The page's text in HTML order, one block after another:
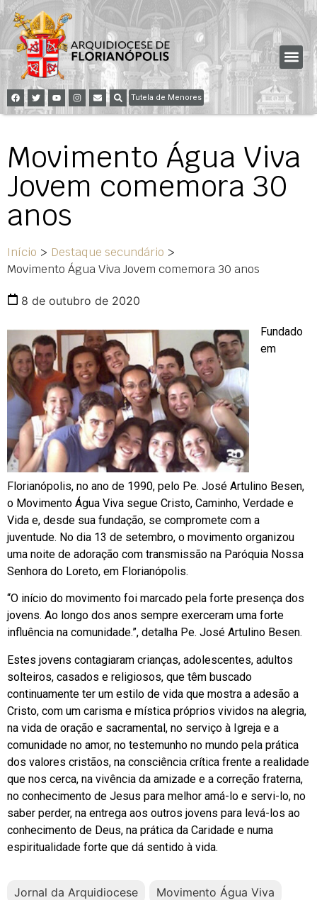
Tutela de Menores
Movimento Água Viva
Jovem comemora 30
anos
Início > Destaque secundário >
Movimento Água Viva Jovem comemora 30 anos
8 de outubro de 2020
Fundado
em
Florianópolis, no ano de 1990, pelo Pe. José Artulino Besen,
o Movimento Água Viva segue Cristo, Caminho, Verdade e
Vida e, desde sua fundação, se compromete com a
juventude. No dia 13 de setembro, o movimento organizou
uma noite de adoração com transmissão na Paróquia Nossa
Senhora do Loreto, em Florianópolis.
“O início do movimento foi marcado pela forte presença dos
jovens. Ao longo dos anos sempre exerceram uma forte
influência na comunidade.”, detalha Pe. José Artulino Besen.
Estes jovens contagiaram crianças, adolescentes, adultos
solteiros, casados e religiosos, que têm buscado
continuamente ter um estilo de vida que mostra a adesão a
Cristo, com um carisma e mística próprios vividos na alegria,
na vida de oração e sacramental, no serviço à Igreja e a
comunidade no amor, no testemunho no mundo pela prática
dos valores cristãos, na consciência crítica frente a realidade
que nos cerca, na vivência da amizade e a correção fraterna,
no conhecimento de Jesus para melhor amá-lo e servi-lo, no
saber perder, na entrega aos outros jovens para levá-los ao
conhecimento de Deus, na prática da Caridade e numa
espiritualidade forte que dá sentido à vida.
Jornal da Arquidiocese
Movimento Água Viva